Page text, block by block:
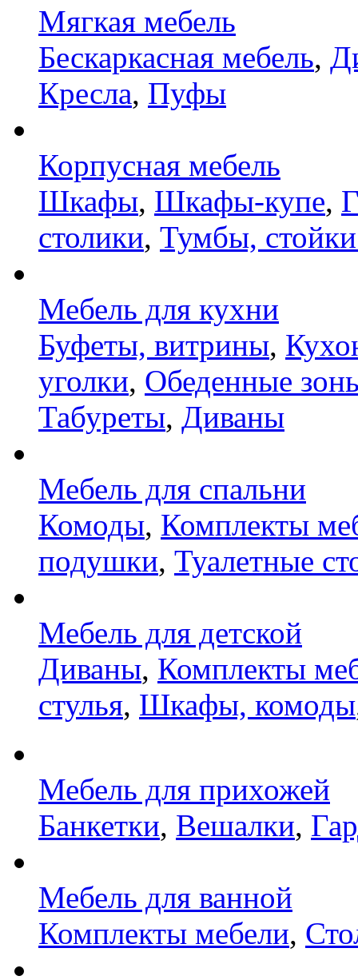
Мягкая мебель
Бескаркасная мебель,
Кресла, Пуфы
Корпусная мебель
Шкафы, Шкафы-купе,
столики, Тумбы,
Мебель для кухни
Буфеты, витрины,
уголки, Обеденные
Табуреты, Диваны
Мебель для спальни
Комоды, Комплекты
подушки, Туалетные
Мебель для детской
Диваны, Комплекты
стулья, Шкафы, комоды
Мебель для прихожей
Банкетки, Вешалки,
Мебель для ванной
Комплекты мебели,